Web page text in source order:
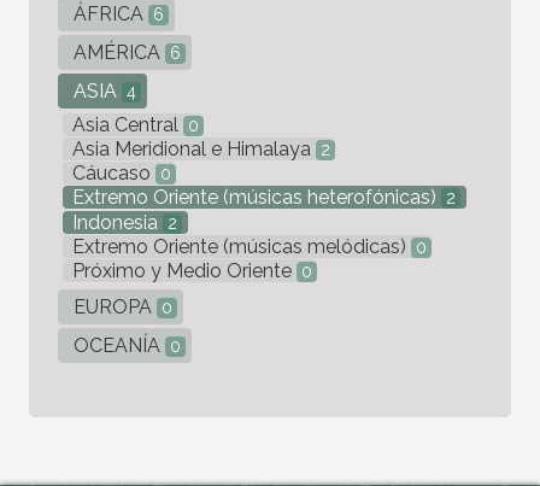
ÁFRICA 6
AMÉRICA 6
ASIA 4
Asia Central 0
Asia Meridional e Himalaya 2
Cáucaso 0
Extremo Oriente (músicas heterofónicas) 2
Indonesia 2
Extremo Oriente (músicas melódicas) 0
Próximo y Medio Oriente 0
EUROPA 0
OCEANÍA 0